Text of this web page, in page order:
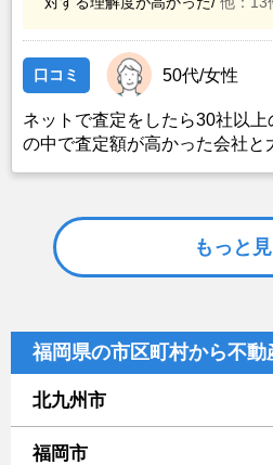
口コミ 50代/女性
ネットで査定をしたら30社以
の中で査定額が高かった会社と
がっかりした。査定額に300万
営業の方の熱意と人柄で一社に
却できたので判断は間違ってい
もっと
福岡県の市区町村から不動
北九州市
福岡市